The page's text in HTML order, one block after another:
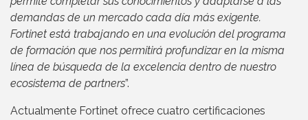
demandas de un mercado cada día más exigente.
Fortinet está trabajando en una evolución del programa
de formación que nos permitirá profundizar en la misma
línea de búsqueda de la excelencia dentro de nuestro
ecosistema de partners”.
Actualmente Fortinet ofrece cuatro certificaciones